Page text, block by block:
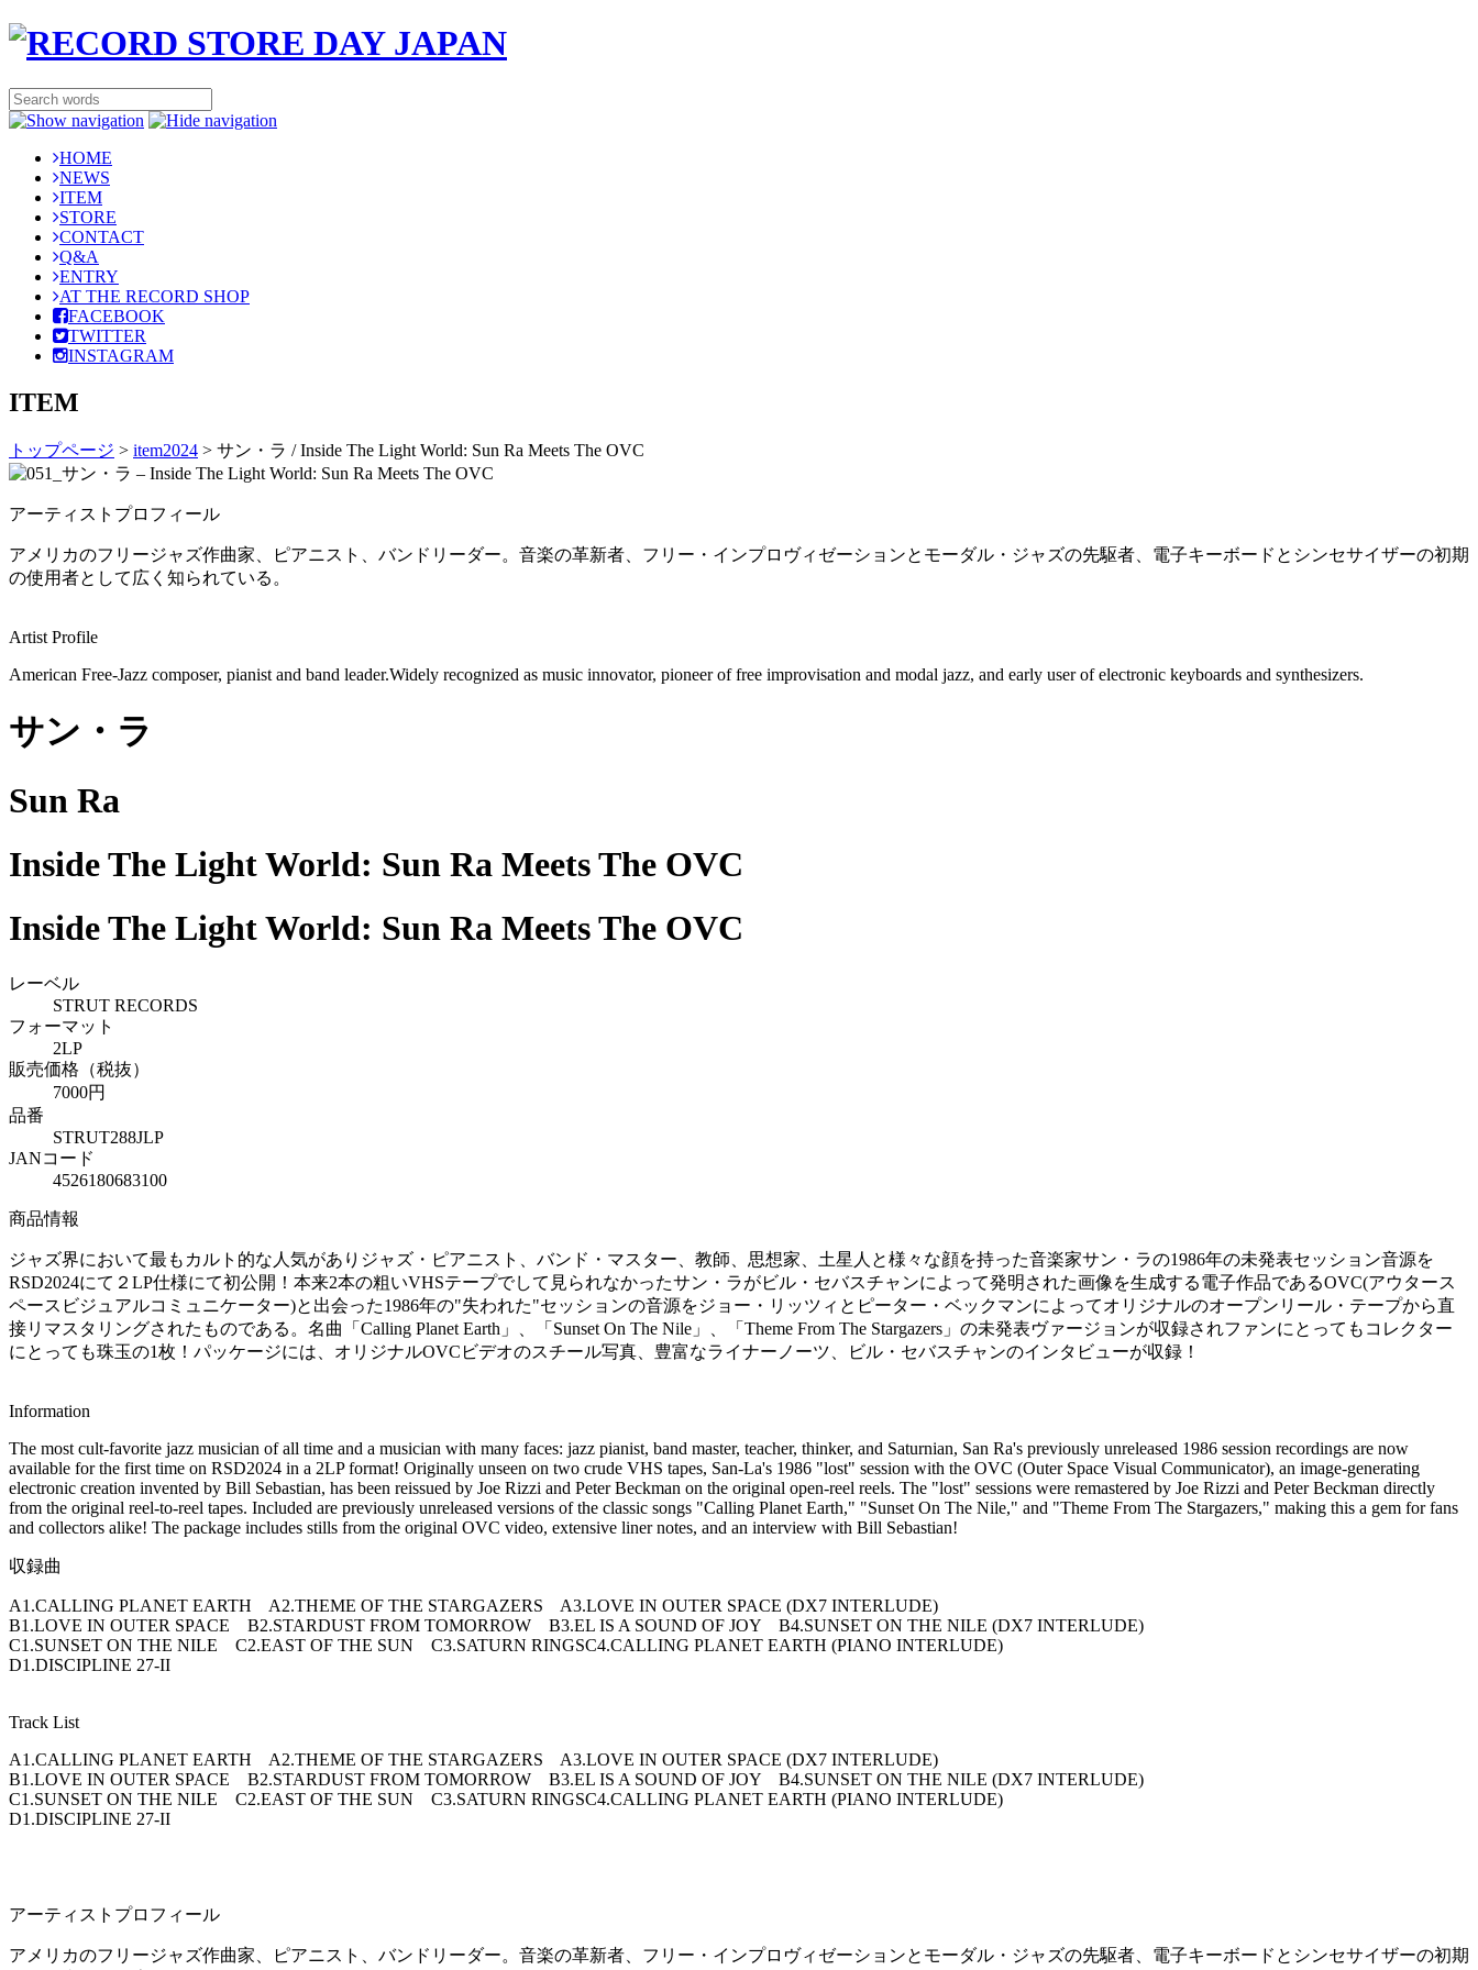
HOME
NEWS
ITEM
STORE
CONTACT
Q&A
ENTRY
AT THE RECORD SHOP
FACEBOOK
TWITTER
INSTAGRAM
ITEM
トップページ > item2024 > サン・ラ / Inside The Light World: Sun Ra Meets The OVC
アーティストプロフィール
アメリカのフリージャズ作曲家、ピアニスト、バンドリーダー。音楽の革新者、フリー・インプロヴィゼーションとモーダル・ジャズの先駆者、電子キーボードとシンセサイザーの初期
の使用者として広く知られている。
Artist Profile
American Free-Jazz composer, pianist and band leader.Widely recognized as music innovator, pioneer of free improvisation and modal jazz, and early user of electronic keyboards and synthesizers.
サン・ラ
Sun Ra
Inside The Light World: Sun Ra Meets The OVC
Inside The Light World: Sun Ra Meets The OVC
レーベル
STRUT RECORDS
フォーマット
2LP
販売価格（税抜）
7000円
品番
STRUT288JLP
JANコード
4526180683100
商品情報
ジャズ界において最もカルト的な人気がありジャズ・ピアニスト、バンド・マスター、教師、思想家、土星人と様々な顔を持った音楽家サン・ラの1986年の未発表セッション音源を
RSD2024にて２LP仕様にて初公開！本来2本の粗いVHSテープでして見られなかったサン・ラがビル・セバスチャンによって発明された画像を生成する電子作品であるOVC(アウタース
ペースビジュアルコミュニケーター)と出会った1986年の"失われた"セッションの音源をジョー・リッツィとピーター・ベックマンによってオリジナルのオープンリール・テープから直
接リマスタリングされたものである。名曲「Calling Planet Earth」、「Sunset On The Nile」、「Theme From The Stargazers」の未発表ヴァージョンが収録されファンにとってもコレクター
にとっても珠玉の1枚！パッケージには、オリジナルOVCビデオのスチール写真、豊富なライナーノーツ、ビル・セバスチャンのインタビューが収録！
Information
The most cult-favorite jazz musician of all time and a musician with many faces: jazz pianist, band master, teacher, thinker, and Saturnian, San Ra's previously unreleased 1986 session recordings are now
available for the first time on RSD2024 in a 2LP format! Originally unseen on two crude VHS tapes, San-La's 1986 "lost" session with the OVC (Outer Space Visual Communicator), an image-generating
electronic creation invented by Bill Sebastian, has been reissued by Joe Rizzi and Peter Beckman on the original open-reel reels. The "lost" sessions were remastered by Joe Rizzi and Peter Beckman directly
from the original reel-to-reel tapes. Included are previously unreleased versions of the classic songs "Calling Planet Earth," "Sunset On The Nile," and "Theme From The Stargazers," making this a gem for fans
and collectors alike! The package includes stills from the original OVC video, extensive liner notes, and an interview with Bill Sebastian!
収録曲
A1.CALLING PLANET EARTH A2.THEME OF THE STARGAZERS A3.LOVE IN OUTER SPACE (DX7 INTERLUDE)
B1.LOVE IN OUTER SPACE B2.STARDUST FROM TOMORROW B3.EL IS A SOUND OF JOY B4.SUNSET ON THE NILE (DX7 INTERLUDE)
C1.SUNSET ON THE NILE C2.EAST OF THE SUN C3.SATURN RINGSC4.CALLING PLANET EARTH (PIANO INTERLUDE)
D1.DISCIPLINE 27-II
Track List
A1.CALLING PLANET EARTH A2.THEME OF THE STARGAZERS A3.LOVE IN OUTER SPACE (DX7 INTERLUDE)
B1.LOVE IN OUTER SPACE B2.STARDUST FROM TOMORROW B3.EL IS A SOUND OF JOY B4.SUNSET ON THE NILE (DX7 INTERLUDE)
C1.SUNSET ON THE NILE C2.EAST OF THE SUN C3.SATURN RINGSC4.CALLING PLANET EARTH (PIANO INTERLUDE)
D1.DISCIPLINE 27-II
アーティストプロフィール
アメリカのフリージャズ作曲家、ピアニスト、バンドリーダー。音楽の革新者、フリー・インプロヴィゼーションとモーダル・ジャズの先駆者、電子キーボードとシンセサイザーの初期